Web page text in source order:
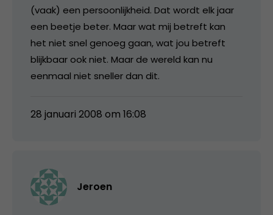
(vaak) een persoonlijkheid. Dat wordt elk jaar
een beetje beter. Maar wat mij betreft kan
het niet snel genoeg gaan, wat jou betreft
blijkbaar ook niet. Maar de wereld kan nu
eenmaal niet sneller dan dit.
28 januari 2008 om 16:08
Jeroen